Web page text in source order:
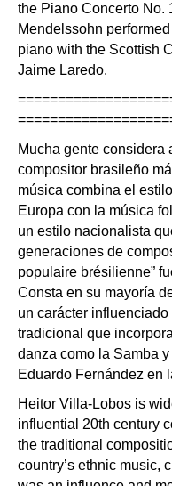
the Piano Concerto No.
Mendelssohn
piano with the Scottish
Jaime Laredo.
Mucha gente considera
compositor brasileño
música combina el
Europa con la música
un estilo nacionalista
generaciones de
populaire brésilienne”
Consta en su mayoría
un carácter influenciado
tradicional que
danza como la Samba
Eduardo Fernández en
Heitor Villa-Lobos is
influential 20th century
the traditional
country’s ethnic music,